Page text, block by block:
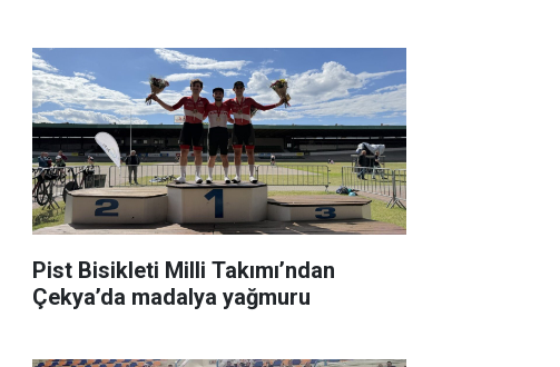
Pist Bisikleti Milli Takımı’ndan
Çekya’da madalya yağmuru